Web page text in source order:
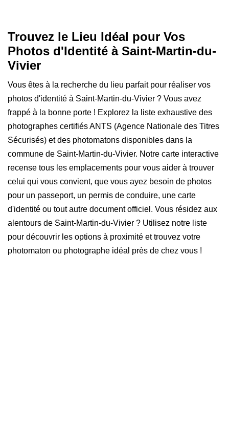
Trouvez le Lieu Idéal pour Vos
Photos d'Identité à Saint-Martin-du-
Vivier
Vous êtes à la recherche du lieu parfait pour réaliser vos
photos d'identité à Saint-Martin-du-Vivier ? Vous avez
frappé à la bonne porte ! Explorez la liste exhaustive des
photographes certifiés ANTS (Agence Nationale des Titres
Sécurisés) et des photomatons disponibles dans la
commune de Saint-Martin-du-Vivier. Notre carte interactive
recense tous les emplacements pour vous aider à trouver
celui qui vous convient, que vous ayez besoin de photos
pour un passeport, un permis de conduire, une carte
d'identité ou tout autre document officiel. Vous résidez aux
alentours de Saint-Martin-du-Vivier ? Utilisez notre liste
pour découvrir les options à proximité et trouvez votre
photomaton ou photographe idéal près de chez vous !